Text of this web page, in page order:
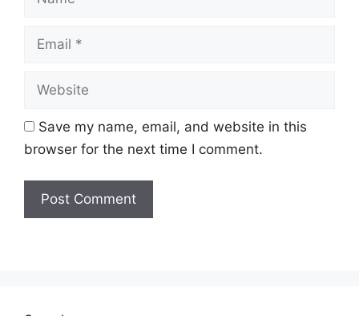
Email
Website
Save my name, email, and website in this
browser for the next time I comment.